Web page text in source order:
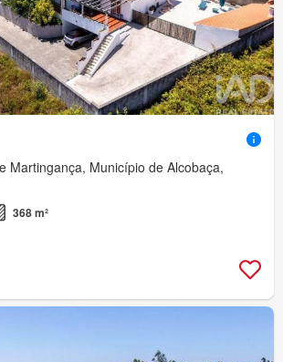
Martingança, Município de Alcobaça,
368 m²